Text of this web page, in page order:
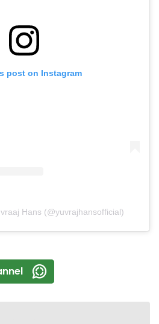
post on Instagram
Hans (@yuvrajhansofficial)